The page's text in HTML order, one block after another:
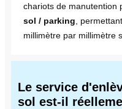
chariots de manutention
sol / parking ,
millimètre par millimètre
Le service
sol est-il